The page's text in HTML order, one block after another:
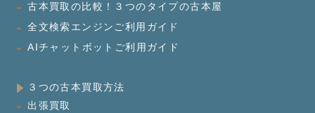
古本買取の比較！３つのタイプの古本屋
全文検索エンジンご利用ガイド
AIチャットボットご利用ガイド
３つの古本買取方法
出張買取